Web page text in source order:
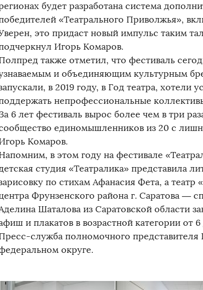
будет разработана система
«Театрального Приволжья»,
это придаст новый импульс таким
Игорь Комаров.
также отметил, что фестиваль
и объединяющим культурным
в 2019 году, в Год театра, хотели
непрофессиональные
6 лет фестиваль вырос более чем в три
единомышленников из 20 с
Комаров.
в этом году на фестивале
студия «Театралика» представила
по стихам Афанасия Фета, а
Фрунзенского района г. Саратова —
Шаталова из Саратовской области
и плакатов в возрастной категории от 6
служба полномочного
округе.